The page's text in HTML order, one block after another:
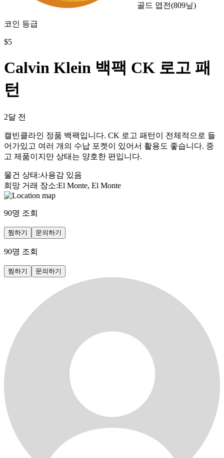
골드 엽전(809닢)
코인 등급
$5
Calvin Klein 백팩 CK 로고 패
턴
2달 전
캘빈클라인 정품 백팩입니다. CK 로고 패턴이 전체적으로 들
어가있고 여러 개의 수납 포켓이 있어서 활용도 좋습니다. 중
고 제품이지만 상태는 양호한 편입니다.
물건 상태 :사용감 있음
희망 거래 장소:El Monte, El Monte
90명 조회
찜하기 문의하기
90명 조회
찜하기 문의하기